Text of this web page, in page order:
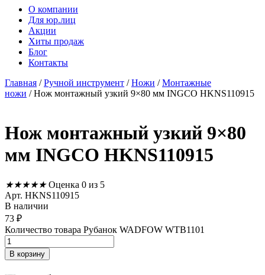
О компании
Для юр.лиц
Акции
Хиты продаж
Блог
Контакты
Главная /Ручной инструмент /Ножи /Монтажные
ножи / Нож монтажный узкий 9×80 мм INGCO HKNS110915
Нож монтажный узкий 9×80
мм INGCO HKNS110915
★★★★★ Оценка 0 из 5
Арт. HKNS110915
В наличии
73 ₽
Количество товара Рубанок WADFOW WTB1101
В корзину